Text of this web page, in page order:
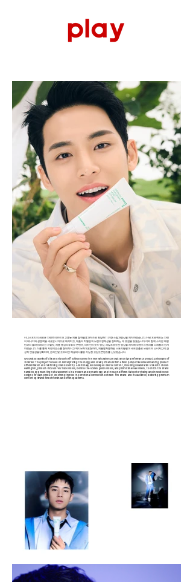
이니스프리의 새로운 자연주의 무드와 고효능 제품 철학을 효과적으로 전달하기 위한 스틸과 영상을 제작하였습니다. 이번 프로젝트는 자연
의 에너지와 생명력을 새로운 시각으로 해석하고, 제품의 차별성과 브랜드 정체성을 강화하는 데 초점을 맞췄습니다. 이와 함께 스티븐 해링
턴과의 콜라보레이션 스틸 컷, 제품 중심의 유튜브 콘텐츠, 비하인드 굿즈 영상, 세일 프로모션 영상을 제작해 브랜드 스토리를 다채롭게 전개
하였습니다. 이를 통해 자연의 요소를 현대적이고 액티브하게 표현하며, 제품별 차별화된 스토리텔링과 세트 연출로 브랜드와 소비자 간의 감
성적 연결성을 강화하며, 온라인 및 오프라인 채널에서 활용 가능한 고감도 콘텐츠를 선보였습니다.
We created a series of stills and videos to effectively convey the new naturalism concept and high-performance product philosophy of
‘Innisfree’. This project focused on reinterpreting the energy and vitality of nature from a fresh perspective while enhancing product
differentiation and reinforcing brand identity. Additionally, we developed diverse content, including collaboration stills with Steven
Harrington, product-focused YouTube videos, behind-the-scenes goods videos, and promotional sale videos, to enrich the brand
narrative. By presenting natural elements in a modern and dynamic way, and through differentiated storytelling and innovative set
designs for each product, we strengthened the emotional connection between the brand and its audience, delivering premium
content optimized for both online and offline platforms.